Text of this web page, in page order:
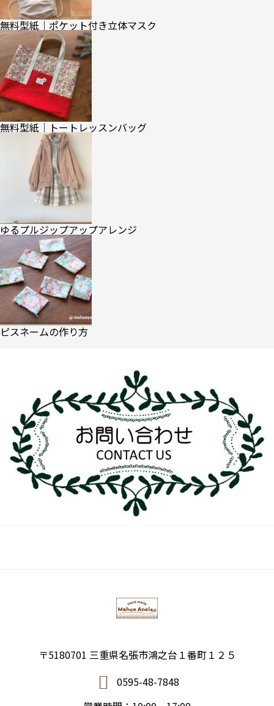
無料型紙｜ポケット付き立体マスク
無料型紙｜トートレッスンバッグ
ゆるプルジップアップアレンジ
ピスネームの作り方
〒5180701 三重県名張市鴻之台１番町１２５
0595-48-7848